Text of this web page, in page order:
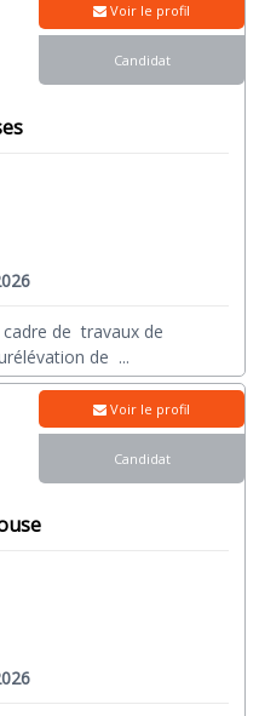
cadre de travaux de
de ...
Voir le profil
Candidat
Voir le profil
Candidat